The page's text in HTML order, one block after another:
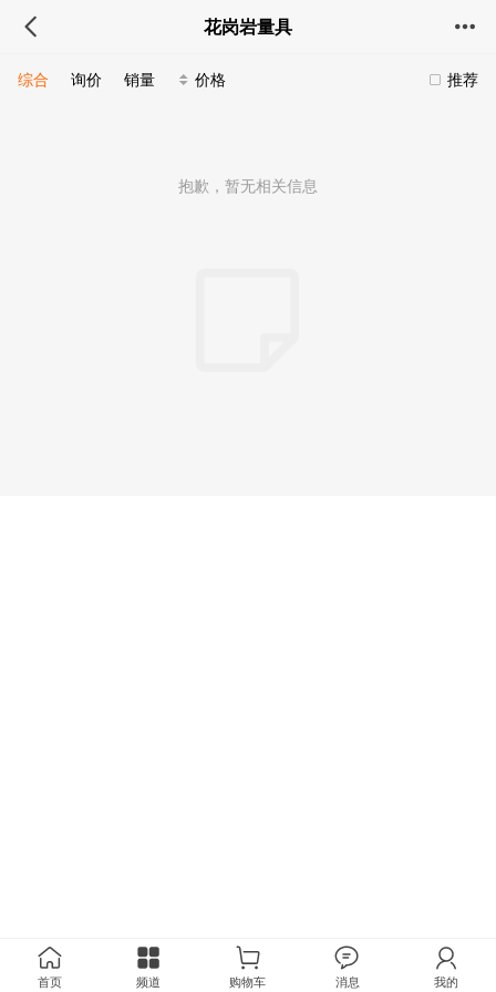
花岗岩量具
推荐
综合 询价 销量 价格
抱歉，暂无相关信息
首页 频道 购物车 消息 我的